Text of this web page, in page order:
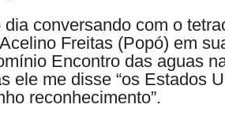
dia conversando com o
Freitas (Popó) em
Encontro das aguas
ele me disse “os Estados
reconhecimento”.